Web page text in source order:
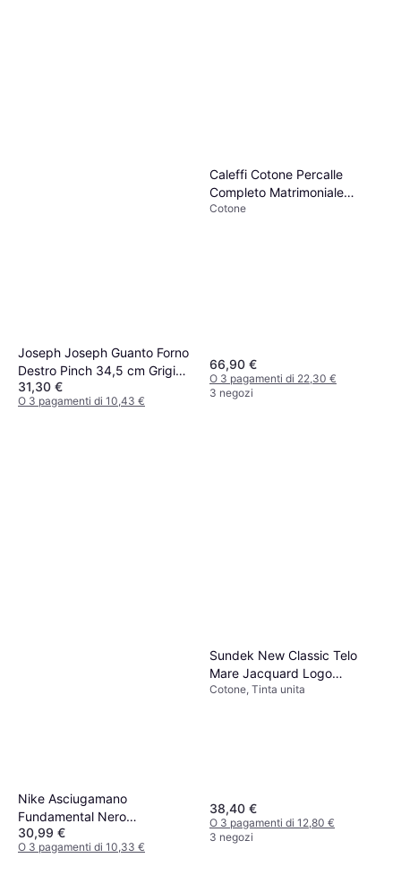
Joseph Joseph Guanto Forno
Destro Pinch 34,5 cm Grigio
Presina Grigio
31,30 €
O 3 pagamenti di 10,43 €
Caleffi Cotone Percalle
Completo Matrimoniale
Azzurro Percalle Lenzuolo
Cotone
66,90 €
O 3 pagamenti di 22,30 €
3 negozi
Nike Asciugamano
Fundamental Nero
Asciugamano Nero
30,99 €
O 3 pagamenti di 10,33 €
Sundek New Classic Telo
Mare Jacquard Logo
AM312ATC105024813
Cotone, Tinta unita
38,40 €
O 3 pagamenti di 12,80 €
3 negozi